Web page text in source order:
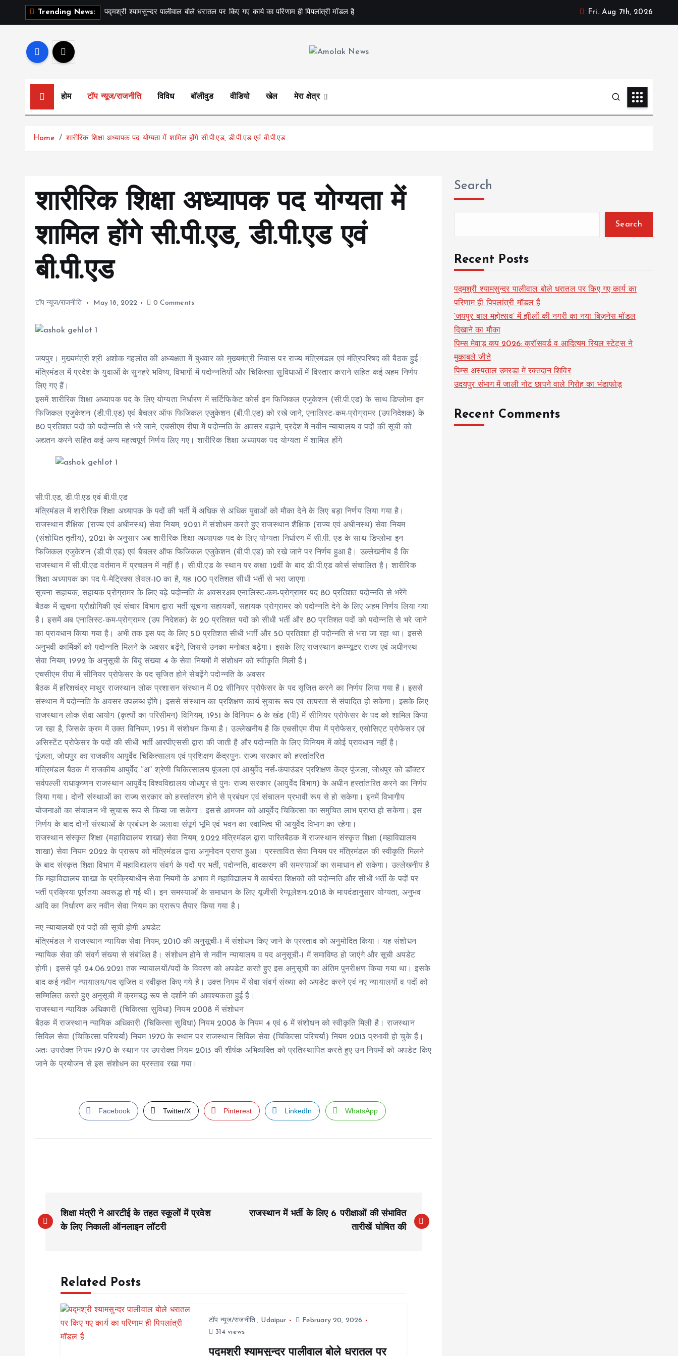
Trending News: पद्मश्री श्यामसुन्दर पालीवाल बोले धरातल पर किए गए कार्य का परिणाम ही पिपलांत्री मॉडल है Fri. Aug 7th, 2026
होम टॉप न्यूज/राजनीति विविध बॉलीवुड वीडियो खेल मेरा क्षेत्र
Home शारीरिक शिक्षा अध्यापक पद योग्यता में शामिल होंगे सी.पी.एड, डी.पी.एड एवं बी.पी.एड
शारीरिक शिक्षा अध्यापक पद योग्यता में
शामिल होंगे सी.पी.एड, डी.पी.एड एवं
बी.पी.एड
टॉप न्यूज/राजनीति May 18, 2022 0 Comments
जयपुर। मुख्यमंत्री श्री अशोक गहलोत की अध्यक्षता में बुधवार को मुख्यमंत्री निवास पर राज्य मंत्रिमंडल एवं मंत्रिपरिषद की बैठक हुई।
मंत्रिमंडल में प्रदेश के युवाओं के सुनहरे भविष्य, विभागों में पदोन्नतियों और चिकित्सा सुविधाओं में विस्तार कराने सहित कई अहम निर्णय
लिए गए हैं।
इसमें शारीरिक शिक्षा अध्यापक पद के लिए योग्यता निर्धारण में सर्टिफिकेट कोर्स इन फिजिकल एजुकेशन (सी.पी.एड) के साथ डिप्लोमा इन
फिजिकल एजुकेशन (डी.पी.एड) एवं बैचलर ऑफ फिजिकल एजुकेशन (बी.पी.एड) को रखे जाने, एनालिस्ट-कम-प्रोग्रामर (उपनिदेशक) के
80 प्रतिशत पदों को पदोन्नति से भरे जाने, एचसीएम रीपा में पदोन्नति के अवसर बढ़ाने, प्रदेश में नवीन न्यायालय व पदों की सूची को
अद्यतन करने सहित कई अन्य महत्वपूर्ण निर्णय लिए गए। शारीरिक शिक्षा अध्यापक पद योग्यता में शामिल होंगे
सी.पी.एड, डी.पी.एड एवं बी.पी.एड
मंत्रिमंडल में शारीरिक शिक्षा अध्यापक के पदों की भर्ती में अधिक से अधिक युवाओं को मौका देने के लिए बड़ा निर्णय लिया गया है।
राजस्थान शैक्षिक (राज्य एवं अधीनस्थ) सेवा नियम, 2021 में संशोधन करते हुए राजस्थान शैक्षिक (राज्य एवं अधीनस्थ) सेवा नियम
(संशोधित तृतीय), 2021 के अनुसार अब शारीरिक शिक्षा अध्यापक पद के लिए योग्यता निर्धारण में सी.पी. एड के साथ डिप्लोमा इन
फिजिकल एजुकेशन (डी.पी.एड) एवं बैचलर ऑफ फिजिकल एजुकेशन (बी.पी.एड) को रखे जाने पर निर्णय हुआ है। उल्लेखनीय है कि
राजस्थान में सी.पी.एड वर्तमान में प्रचलन में नहीं है। सी.पी.एड के स्थान पर कक्षा 12वीं के बाद डी.पी.एड कोर्स संचालित है। शारीरिक
शिक्षा अध्यापक का पद पे-मेट्रिक्स लेवल-10 का है, यह 100 प्रतिशत सीधी भर्ती से भरा जाएगा।
सूचना सहायक, सहायक प्रोग्रामर के लिए बढ़े पदोन्नति के अवसरअब एनालिस्ट-कम-प्रोग्रामर पद 80 प्रतिशत पदोन्नति से भरेंगे
बैठक में सूचना प्रौद्योगिकी एवं संचार विभाग द्वारा भर्ती सूचना सहायकों, सहायक प्रोग्रामर को पदोन्नति देने के लिए अहम निर्णय लिया गया
है। इसमें अब एनालिस्ट-कम-प्रोग्रामर (उप निदेशक) के 20 प्रतिशत पदों को सीधी भर्ती और 80 प्रतिशत पदों को पदोन्नति से भरे जाने
का प्रावधान किया गया है। अभी तक इस पद के लिए 50 प्रतिशत सीधी भर्ती और 50 प्रतिशत ही पदोन्नति से भरा जा रहा था। इससे
अनुभवी कार्मिकों को पदोन्नति मिलने के अवसर बढ़ेंगे, जिससे उनका मनोबल बढ़ेगा। इसके लिए राजस्थान कम्प्यूटर राज्य एवं अधीनस्थ
सेवा नियम, 1992 के अनुसूची के बिंदु संख्या 4 के सेवा नियमों में संशोधन को स्वीकृति मिली है।
एचसीएम रीपा में सीनियर प्रोफेसर के पद सृजित होने सेबढ़ेंगे पदोन्नति के अवसर
बैठक में हरिशचंद्र माथुर राजस्थान लोक प्रशासन संस्थान में 02 सीनियर प्रोफेसर के पद सृजित करने का निर्णय लिया गया है। इससे
संस्थान में पदोन्नति के अवसर उपलब्ध होंगे। इससे संस्थान का प्रशिक्षण कार्य सुचारू रूप एवं तत्परता से संपादित हो सकेगा। इसके लिए
राजस्थान लोक सेवा आयोग (कृत्यों का परिसीमन) विनियम, 1951 के विनियम 6 के खंड (पी) में सीनियर प्रोफेसर के पद को शामिल किया
जा रहा है, जिसके क्रम में उक्त विनियम, 1951 में संशोधन किया है। उल्लेखनीय है कि एचसीएम रीपा में प्रोफेसर, एसोसिएट प्रोफेसर एवं
असिस्टेंट प्रोफेसर के पदों की सीधी भर्ती आरपीएससी द्वारा की जाती है और पदोन्नति के लिए विनियम में कोई प्रावधान नहीं है।
पूंजला, जोधपुर का राजकीय आयुर्वेद चिकित्सालय एवं प्रशिक्षण केंद्रपुनः राज्य सरकार को हस्तांतरित
मंत्रिमंडल बैठक में राजकीय आयुर्वेद ‘‘अ‘‘ श्रेणी चिकित्सालय पूंजला एवं आयुर्वेद नर्स-कंपाउंडर प्रशिक्षण केंद्र पूंजला, जोधपुर को डॉक्टर
सर्वपल्ली राधाकृष्णन राजस्थान आयुर्वेद विश्वविद्यालय जोधपुर से पुनः राज्य सरकार (आयुर्वेद विभाग) के अधीन हस्तांतरित करने का निर्णय
लिया गया। दोनों संस्थाओं का राज्य सरकार को हस्तांतरण होने से प्रबंधन एवं संचालन प्रभावी रूप से हो सकेगा। इनमें विभागीय
योजनाओं का संचालन भी सुचारू रूप से किया जा सकेगा। इससे आमजन को आयुर्वेद चिकित्सा का समुचित लाभ प्राप्त हो सकेगा। इस
निर्णय के बाद दोनों संस्थाओं के प्रबंधन के अलावा संपूर्ण भूमि एवं भवन का स्वामित्व भी आयुर्वेद विभाग का रहेगा।
राजस्थान संस्कृत शिक्षा (महाविद्यालय शाखा) सेवा नियम, 2022 मंत्रिमंडल द्वारा पारितबैठक में राजस्थान संस्कृत शिक्षा (महाविद्यालय
शाखा) सेवा नियम 2022 के प्रारूप को मंत्रिमंडल द्वारा अनुमोदन प्राप्त हुआ। प्रस्तावित सेवा नियम पर मंत्रिमंडल की स्वीकृति मिलने
के बाद संस्कृत शिक्षा विभाग में महाविद्यालय संवर्ग के पदों पर भर्ती, पदोन्नति, वादकरण की समस्याओं का समाधान हो सकेगा। उल्लेखनीय है
कि महाविद्यालय शाखा के प्रक्रियाधीन सेवा नियमों के अभाव में महाविद्यालय में कार्यरत शिक्षकों की पदोन्नति और सीधी भर्ती के पदों पर
भर्ती प्रक्रिया पूर्णतया अवरूद्ध हो गई थी। इन समस्याओं के समाधान के लिए यूजीसी रेग्यूलेशन-2018 के मापदंडानुसार योग्यता, अनुभव
आदि का निर्धारण कर नवीन सेवा नियम का प्रारूप तैयार किया गया है।
नए न्यायालयों एवं पदों की सूची होगी अपडेट
मंत्रिमंडल ने राजस्थान न्यायिक सेवा नियम, 2010 की अनुसूची-1 में संशोधन किए जाने के प्रस्ताव को अनुमोदित किया। यह संशोधन
न्यायिक सेवा की संवर्ग संख्या से संबंधित है। संशोधन होने से नवीन न्यायालय व पद अनुसूची-1 में समाविष्ठ हो जाएंगे और सूची अपडेट
होगी। इससे पूर्व 24.06.2021 तक न्यायालयों/पदों के विवरण को अपडेट करते हुए इस अनुसूची का अंतिम पुनरीक्षण किया गया था। इसके
बाद कई नवीन न्यायालय/पद सृजित व स्वीकृत किए गये है। उक्त नियम में सेवा संवर्ग संख्या को अपडेट करने एवं नए न्यायालयों व पदों को
सम्मिलित करते हुए अनुसूची में क्रमबद्ध रूप से दर्शाने की आवश्यकता हुई है।
राजस्थान न्यायिक अधिकारी (चिकित्सा सुविधा) नियम 2008 में संशोधन
बैठक में राजस्थान न्यायिक अधिकारी (चिकित्सा सुविधा) नियम 2008 के नियम 4 एवं 6 में संशोधन को स्वीकृति मिली है। राजस्थान
सिविल सेवा (चिकित्सा परिचर्या) नियम 1970 के स्थान पर राजस्थान सिविल सेवा (चिकित्सा परिचर्या) नियम 2013 प्रभावी हो चुके हैं।
अतः उपरोक्त नियम 1970 के स्थान पर उपरोक्त नियम 2013 की शीर्षक अभिव्यक्ति को प्रतिस्थापित करते हुए उन नियमों को अपडेट किए
जाने के प्रयोजन से इस संशोधन का प्रस्ताव रखा गया।
Facebook Twitter/X Pinterest LinkedIn WhatsApp
o
शिक्षा मंत्री ने आरटीई के तहत स्कूलों में प्रवेश
के लिए निकाली ऑनलाइन लॉटरी
राजस्थान में भर्ती के लिए 6 परीक्षाओं की संभावित
तारीखें घोषित की
Related Posts
टॉप न्यूज/राजनीति, Udaipur
February 20, 2026
314 views
पद्मश्री श्यामसुन्दर पालीवाल बोले धरातल पर
Search
Search
Recent Posts
पद्मश्री श्यामसुन्दर पालीवाल बोले धरातल पर किए गए कार्य का
परिणाम ही पिपलांत्री मॉडल है
‘जयपुर बाल महोत्सव’ में झीलों की नगरी का नया बिज़नेस मॉडल
दिखाने का मौका
पिम्स मेवाड़ कप 2026: क्रॉसवर्ड व आदित्यम रियल स्टेट्स ने
मुकाबले जीते
पिम्स अस्पताल उमरडा में रक्तदान शिविर
उदयपुर संभाग में जाली नोट छापने वाले गिरोह का भंडाफोड़
Recent Comments